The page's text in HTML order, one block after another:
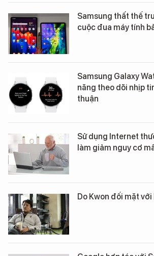
Samsung thất thế
cuộc đua máy tính
Samsung Galaxy
năng theo dõi nhịp
thuận
Sử dụng Internet
làm giảm nguy cơ
Do Kwon đối mặt